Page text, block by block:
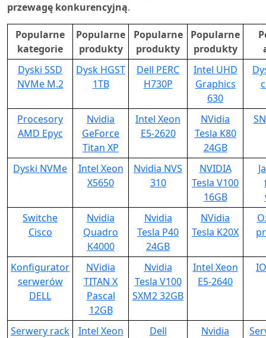
przewagę konkurencyjną.
Popularne
kategorie
Popularne
produkty
Popularne
produkty
Popularne
produkty
Dyski SSD
NVMe M.2
Dysk HGST
1TB
Dell PERC
H730P
Intel UHD
Graphics
630
Procesory
AMD Epyc
Nvidia
GeForce
Titan XP
Intel Xeon
E5-2620
NVidia
Tesla K80
24GB
Dyski NVMe
Intel Xeon
X5650
Nvidia NVS
310
NVIDIA
Tesla V100
16GB
Switche
Cisco
Nvidia
Quadro
K4000
Nvidia
Tesla P40
24GB
NVidia
Tesla K20X
Konfigurator
serwerów
DELL
NVidia
TITAN X
Pascal
12GB
Nvidia
Tesla V100
SXM2 32GB
Intel Xeon
E5-2640
Serwery rack
Intel Xeon
Dell
Nvidia